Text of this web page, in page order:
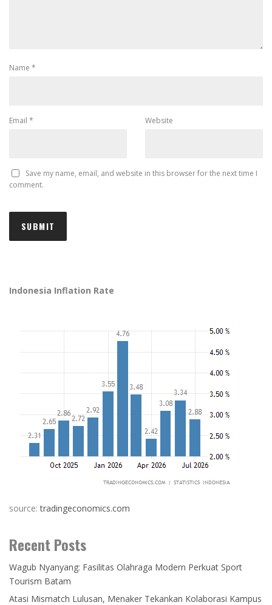
Name *
Email * Website
Save my name, email, and website in this browser for the next time I
comment.
Indonesia Inflation Rate
source:tradingeconomics.com
Recent Posts
Wagub Nyanyang: Fasilitas Olahraga Modern Perkuat Sport
Tourism Batam
Atasi Mismatch Lulusan, Menaker Tekankan Kolaborasi Kampus